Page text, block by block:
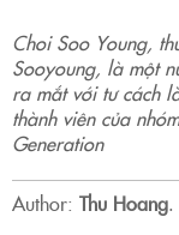
Choi Soo Young,
Sooyoung, là một
ra mắt với tư cách
thành viên của
Generation
Author: Thu Hoang.